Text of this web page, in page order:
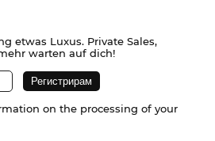
etwas Luxus. Private Sales,
warten auf dich!
on the processing of your